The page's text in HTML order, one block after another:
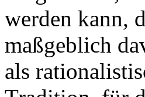
werden kann,
maßgeblich
als